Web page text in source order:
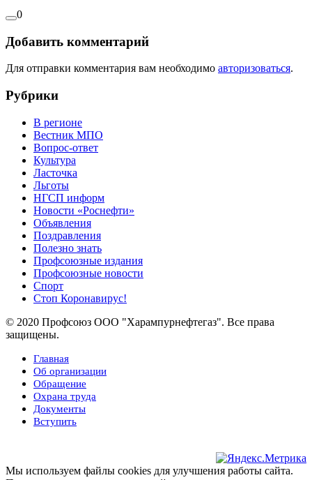
0
Добавить комментарий
Для отправки комментария вам необходимо авторизоваться.
Рубрики
В регионе
Вестник МПО
Вопрос-ответ
Культура
Ласточка
Льготы
НГСП информ
Новости «Роснефти»
Объявления
Поздравления
Полезно знать
Профсоюзные издания
Профсоюзные новости
Спорт
Стоп Коронавирус!
© 2020 Профсоюз ООО "Харампурнефтегаз". Все права
защищены.
Главная
Об организации
Обращение
Охрана труда
Документы
Вступить
Мы используем файлы cookies для улучшения работы сайта.